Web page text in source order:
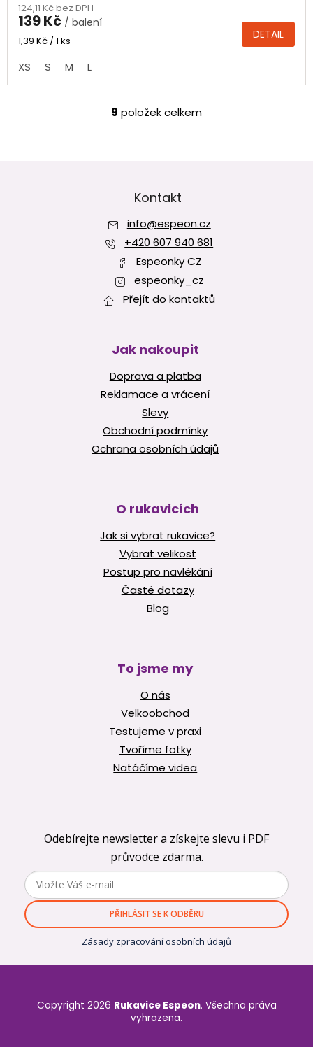
produktu
je
4,6
5
hvězdiček.
124,11 Kč bez DPH
139 Kč / balení
Měrná
1,39 Kč / 1 ks DETAIL
XS S M L
O
c
p
r
v
k
y
v
ý
s
u
9 položek celkem
Kontakt
info@espeon.cz
+420 607 940 681
Espeonky CZ
espeonky_cz
Přejít do kontaktů
Jak nakoupit
Doprava a platba
Reklamace a vrácení
Slevy
Obchodní podmínky
Ochrana osobních údajů
O rukavicích
Jak si vybrat rukavice?
Vybrat velikost
Postup pro navlékání
Časté dotazy
Blog
To jsme my
O nás
Velkoobchod
Testujeme v praxi
Tvoříme fotky
Natáčíme videa
Odebírejte newsletter a získejte slevu i PDF
průvodce zdarma.
PŘIHLÁSIT SE K ODBĚRU
Zásady zpracování osobních údajů
Copyright 2026 Rukavice Espeon. Všechna práva
vyhrazena.